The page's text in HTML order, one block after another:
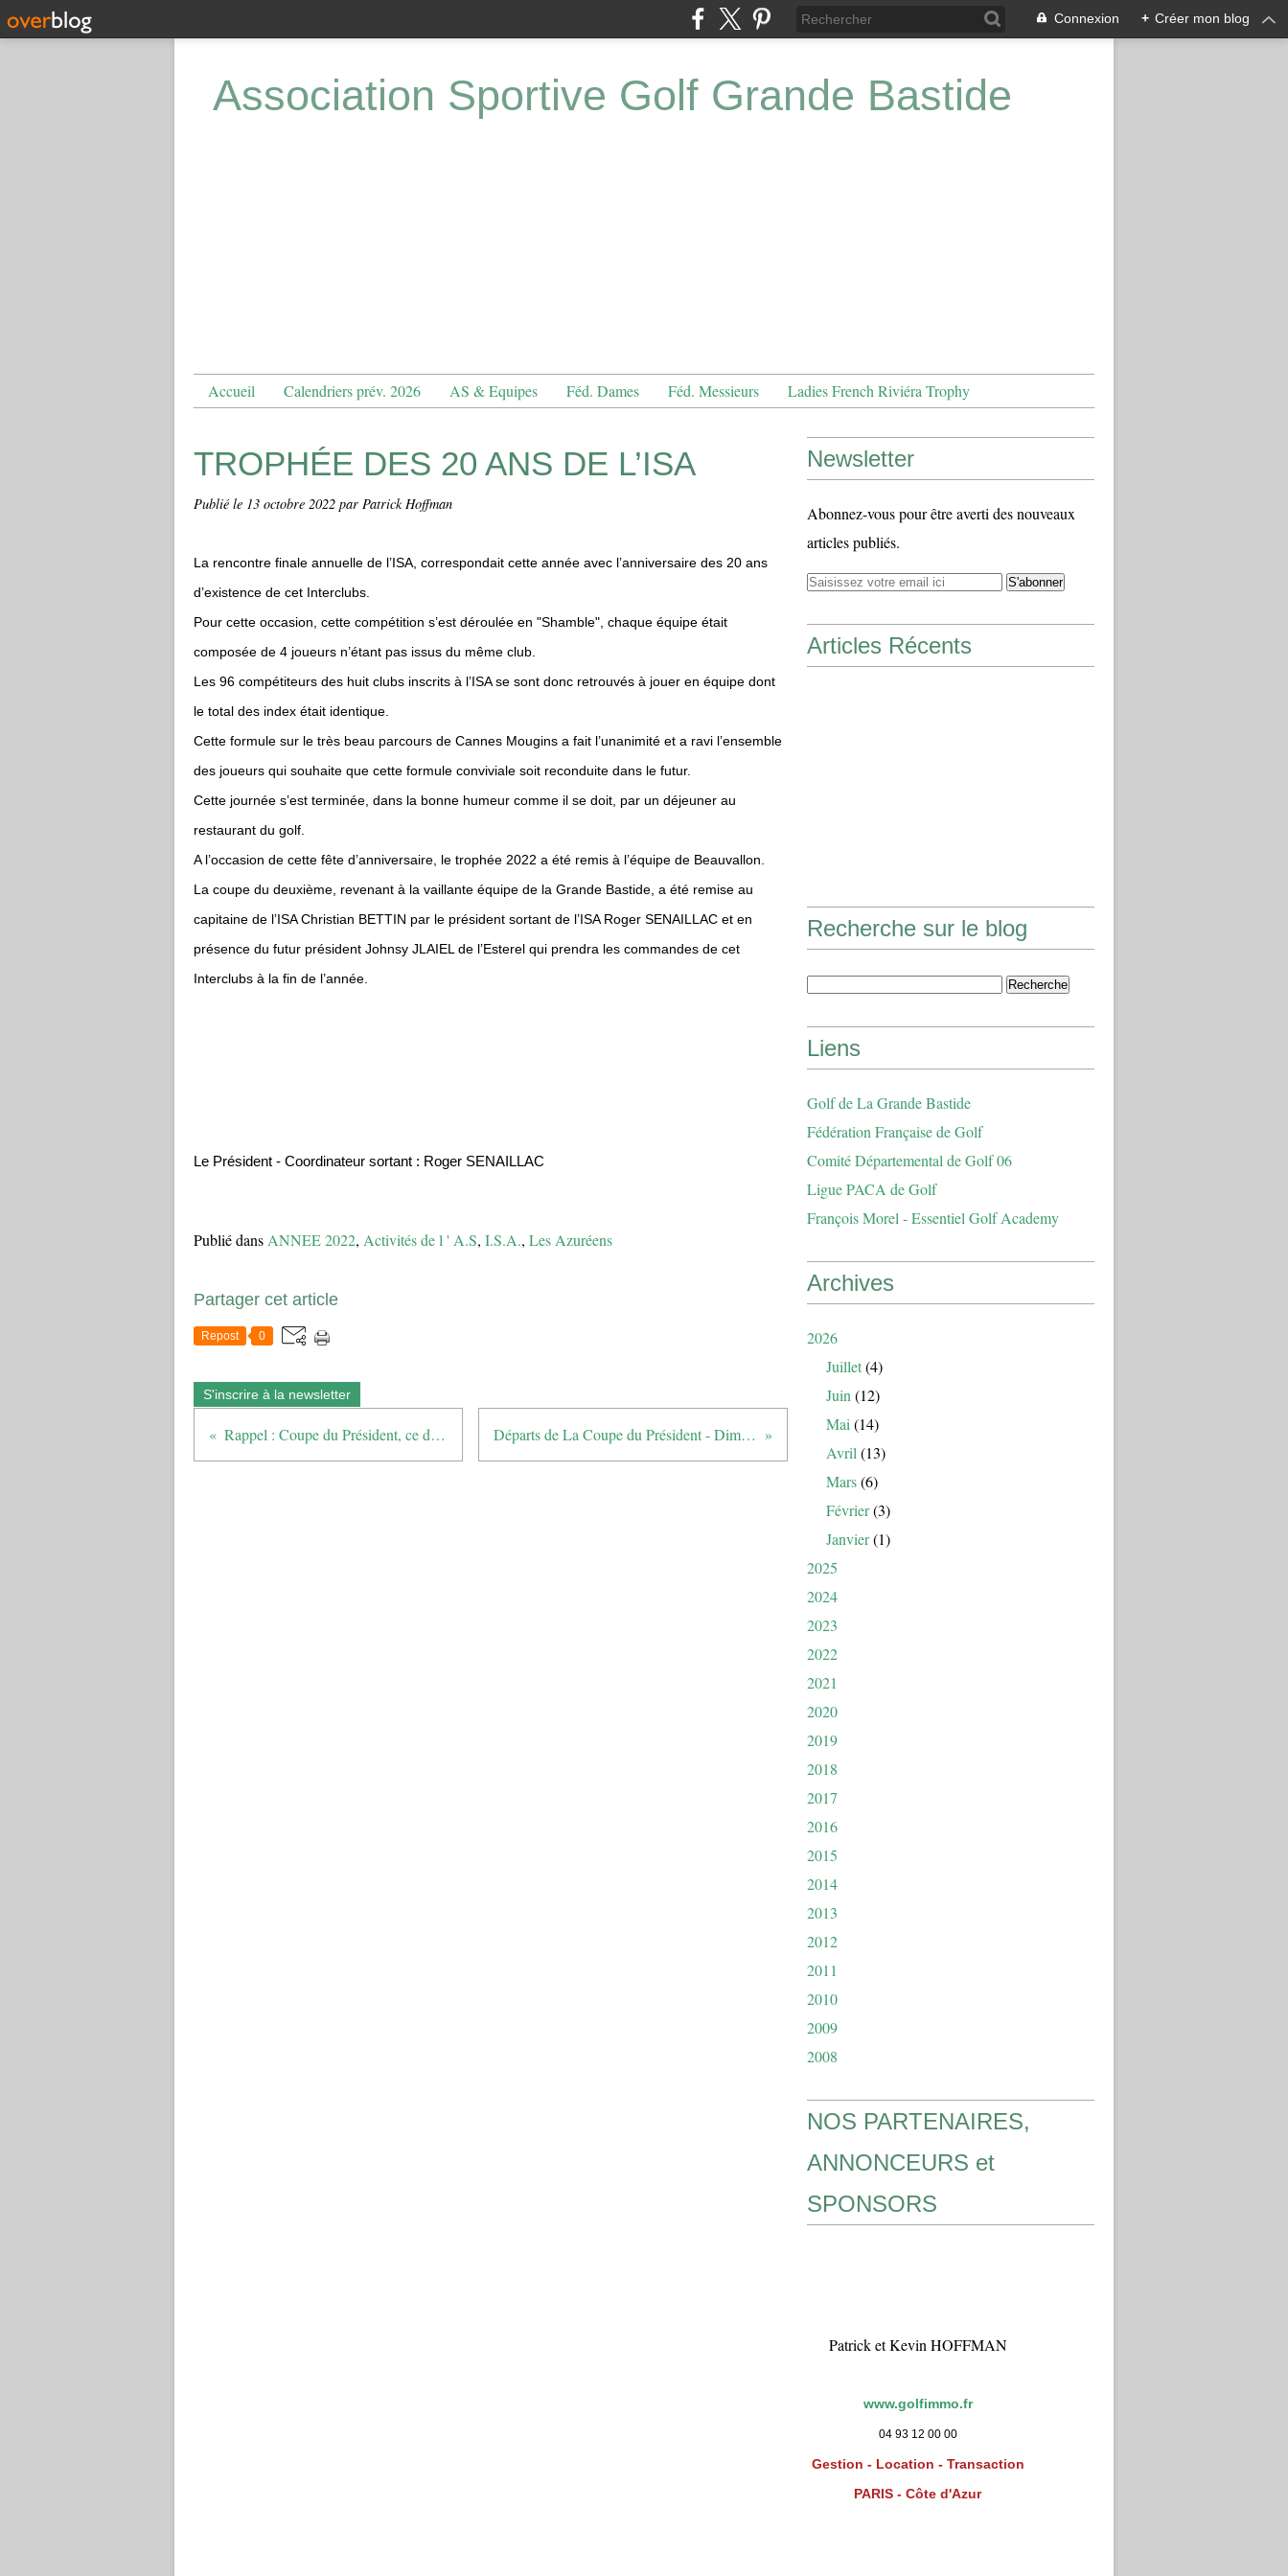
Connexion + Créer mon blog
Association Sportive Golf Grande Bastide
Accueil Calendriers prév. 2026 AS & Equipes Féd. Dames Féd. Messieurs Ladies French Riviéra Trophy
TROPHÉE DES 20 ANS DE L’ISA
Publié le 13 octobre 2022 par Patrick Hoffman
La rencontre finale annuelle de l’ISA, correspondait cette année avec l’anniversaire des 20 ans
d’existence de cet Interclubs.
Pour cette occasion, cette compétition s’est déroulée en "Shamble", chaque équipe était
composée de 4 joueurs n’étant pas issus du même club.
Les 96 compétiteurs des huit clubs inscrits à l’ISA se sont donc retrouvés à jouer en équipe dont
le total des index était identique.
Cette formule sur le très beau parcours de Cannes Mougins a fait l’unanimité et a ravi l’ensemble
des joueurs qui souhaite que cette formule conviviale soit reconduite dans le futur.
Cette journée s’est terminée, dans la bonne humeur comme il se doit, par un déjeuner au
restaurant du golf.
A l’occasion de cette fête d’anniversaire, le trophée 2022 a été remis à l’équipe de Beauvallon.
La coupe du deuxième, revenant à la vaillante équipe de la Grande Bastide, a été remise au
capitaine de l’ISA Christian BETTIN par le président sortant de l’ISA Roger SENAILLAC et en
présence du futur président Johnsy JLAIEL de l’Esterel qui prendra les commandes de cet
Interclubs à la fin de l’année.
Le Président - Coordinateur sortant : Roger SENAILLAC
Publié dans ANNEE 2022, Activités de l ' A.S, I.S.A., Les Azuréens
Partager cet article
Repost 0
S'inscrire à la newsletter
Rappel : Coupe du Président, ce dimanche Départs de La Coupe du Président - Dimanche 16
Newsletter
Abonnez-vous pour être averti des nouveaux
articles publiés.
Articles Récents
Recherche sur le blog
Liens
Golf de La Grande Bastide
Fédération Française de Golf
Comité Départemental de Golf 06
Ligue PACA de Golf
François Morel - Essentiel Golf Academy
Archives
2026
Juillet(4)
Juin (12)
Mai (14)
Avril (13)
Mars(6)
Février(3)
Janvier(1)
2025
2024
2023
2022
2021
2020
2019
2018
2017
2016
2015
2014
2013
2012
2011
2010
2009
2008
NOS PARTENAIRES,
ANNONCEURS et
SPONSORS
Patrick et Kevin HOFFMAN
www.golfimmo.fr
04 93 12 00 00
Gestion - Location - Transaction
PARIS - Côte d'Azur